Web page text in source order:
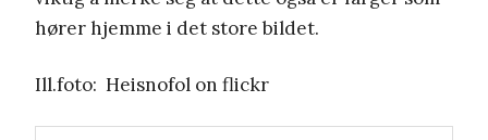
hører hjemme i det store bildet.
Ill.foto: Heisnofol on flickr